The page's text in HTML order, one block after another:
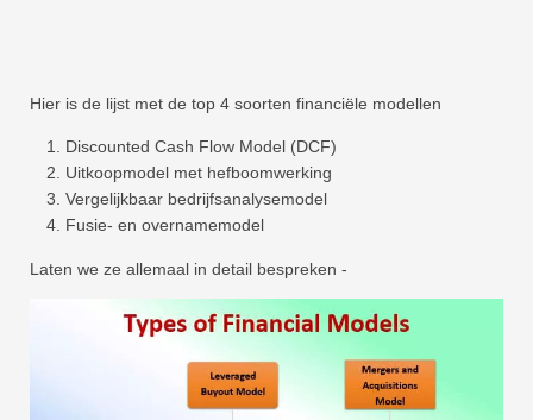
Hier is de lijst met de top 4 soorten financiële modellen
Discounted Cash Flow Model (DCF)
Uitkoopmodel met hefboomwerking
Vergelijkbaar bedrijfsanalysemodel
Fusie- en overnamemodel
Laten we ze allemaal in detail bespreken -